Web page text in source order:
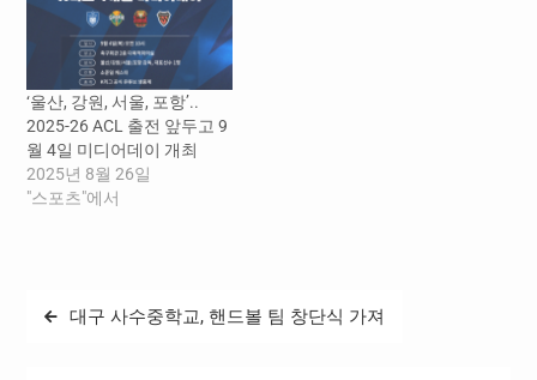
‘울산, 강원, 서울, 포항’..
2025-26 ACL 출전 앞두고 9
월 4일 미디어데이 개최
2025년 8월 26일
"스포츠"에서
글
대구 사수중학교, 핸드볼 팀 창단식 가져